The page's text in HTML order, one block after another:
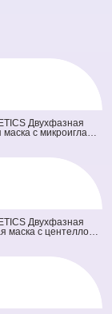
Двухфазная
маска с микроиглами
(33 гр + 1,5 гр)
Двухфазная
маска с центеллой
гр)